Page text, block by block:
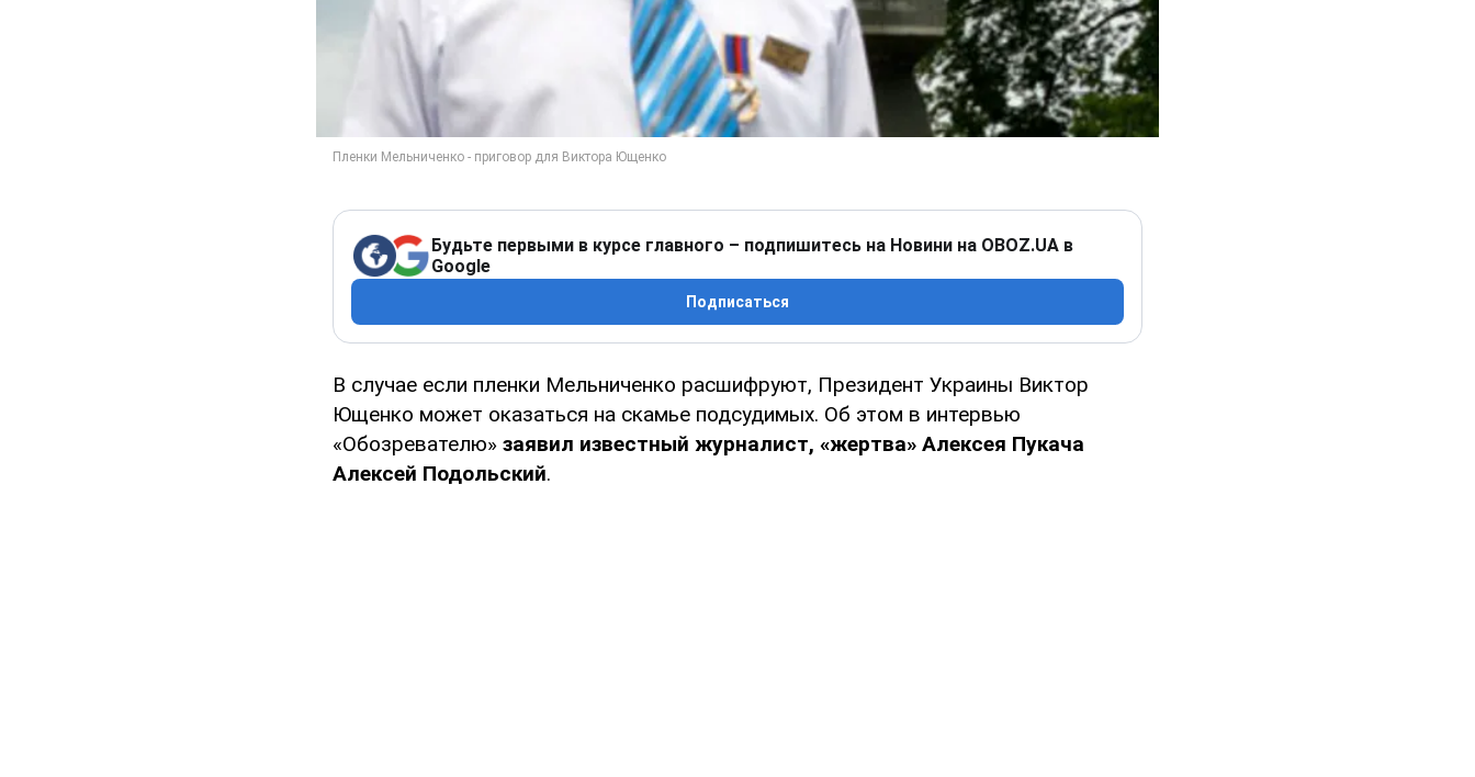
Будьте первыми в курсе главного – подпишитесь на Новини на OBOZ.UA в
Google
Подписаться
В случае если пленки Мельниченко расшифруют, Президент Украины Виктор
Ющенко может оказаться на скамье подсудимых. Об этом в интервью
«Обозревателю» заявил известный журналист, «жертва» Алексея Пукача
Алексей Подольский.